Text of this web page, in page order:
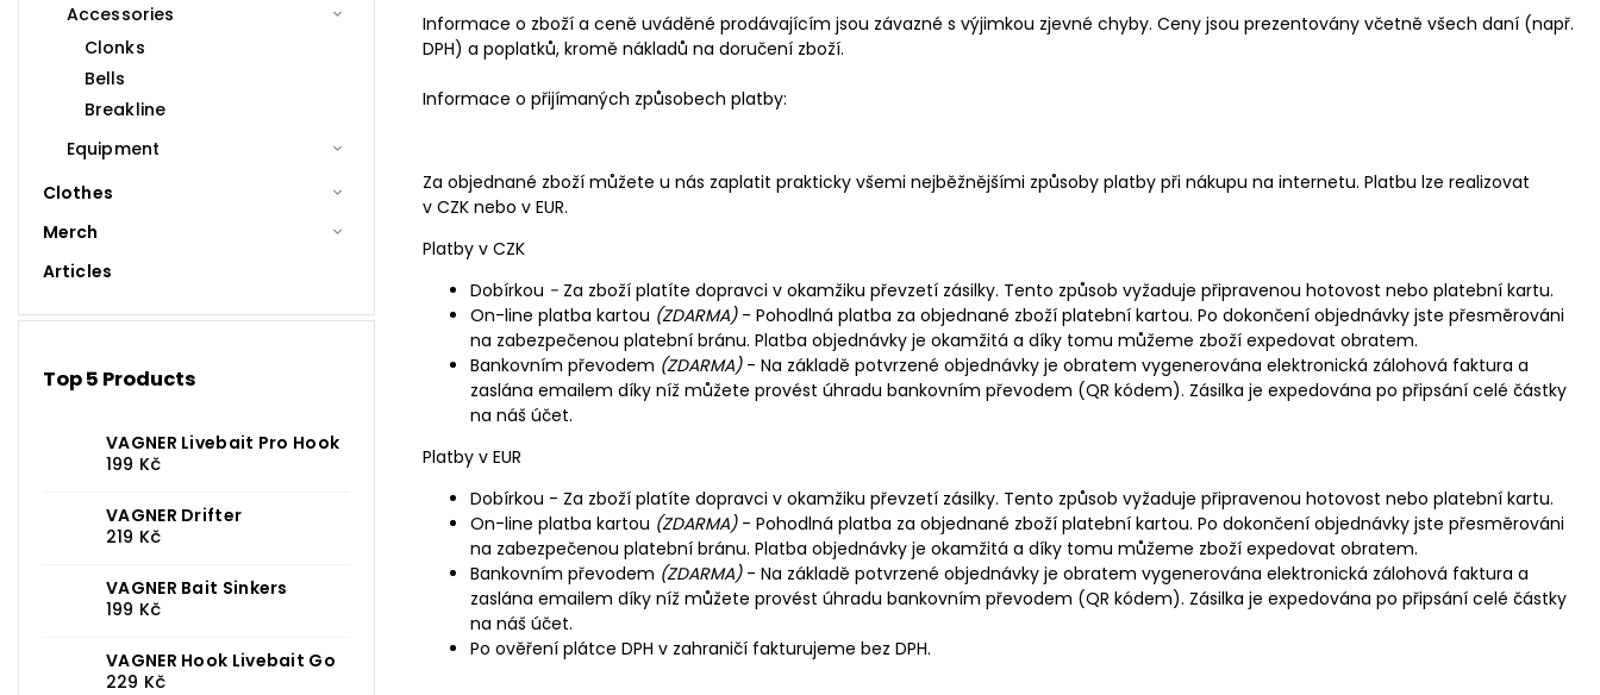
Accessories
Clonks
Bells
Breakline
Equipment
Clothes
Merch
Articles
Top 5 Products
VAGNER Livebait Pro Hook
199 Kč
VAGNER Drifter
219 Kč
VAGNER Bait Sinkers
199 Kč
VAGNER Hook Livebait Go
229 Kč
Informace o zboží a ceně uváděné prodávajícím jsou závazné s výjimkou zjevné chyby. Ceny jsou prezentovány včetně všech daní (např.
DPH) a poplatků, kromě nákladů na doručení zboží.
Informace o přijímaných způsobech platby:
Za objednané zboží můžete u nás zaplatit prakticky všemi nejběžnějšími způsoby platby při nákupu na internetu. Platbu lze realizovat
v CZK nebo v EUR.
Platby v CZK
Dobírkou - Za zboží platíte dopravci v okamžiku převzetí zásilky. Tento způsob vyžaduje připravenou hotovost nebo platební kartu.
On-line platba kartou (ZDARMA)- Pohodlná platba za objednané zboží platební kartou. Po dokončení objednávky jste přesměrováni
na zabezpečenou platební bránu. Platba objednávky je okamžitá a díky tomu můžeme zboží expedovat obratem.
Bankovním převodem (ZDARMA)- Na základě potvrzené objednávky je obratem vygenerována elektronická zálohová faktura a
zaslána emailem díky níž můžete provést úhradu bankovním převodem (QR kódem). Zásilka je expedována po připsání celé částky
na náš účet.
Platby v EUR
Dobírkou - Za zboží platíte dopravci v okamžiku převzetí zásilky. Tento způsob vyžaduje připravenou hotovost nebo platební kartu.
On-line platba kartou (ZDARMA)- Pohodlná platba za objednané zboží platební kartou. Po dokončení objednávky jste přesměrováni
na zabezpečenou platební bránu. Platba objednávky je okamžitá a díky tomu můžeme zboží expedovat obratem.
Bankovním převodem (ZDARMA)- Na základě potvrzené objednávky je obratem vygenerována elektronická zálohová faktura a
zaslána emailem díky níž můžete provést úhradu bankovním převodem (QR kódem). Zásilka je expedována po připsání celé částky
na náš účet.
Po ověření plátce DPH v zahraničí fakturujeme bez DPH.